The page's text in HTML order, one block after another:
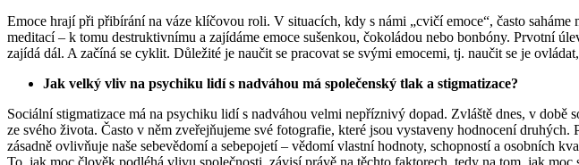
Emoce hrají při přibírání na váze klíčovou roli. V situacích, kdy s námi „cvičí emoce“, často
meditací – k tomu destruktivnímu a zajídáme emoce sušenkou, čokoládou nebo bonbóny. Prvotní
zajídá dál. A začíná se cyklit. Důležité je naučit se pracovat se svými emocemi, tj. naučit se je
Jak velký vliv na psychiku lidí s nadváhou má společenský tlak a stigmatizace?
Sociální stigmatizace má na psychiku lidí s nadváhou velmi nepříznivý dopad. Zvláště dnes, v
ze svého života. Často v něm zveřejňujeme své fotografie, které jsou vystaveny hodnocení
zásadně ovlivňuje naše sebevědomí a sebepojetí – vědomí vlastní hodnoty, schopností a osobních
To, jak moc člověk podléhá vlivu společnosti, závisí právě na těchto faktorech, tedy na tom, jak